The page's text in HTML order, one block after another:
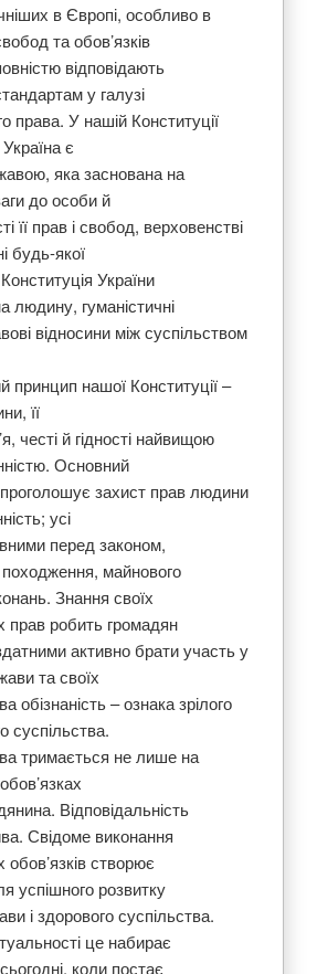
в Європі, особливо в
та обов’язків
відповідають
у галузі
права. У нашій Конституції
є
яка заснована на
до особи й
її прав і свобод, верховенстві
будь-якої
України
людину, гуманістичні
відносини між суспільством
принцип нашої Конституції –
її
честі й гідності найвищою
Основний
захист прав людини
усі
перед законом,
майнового
Знання своїх
прав робить громадян
активно брати участь у
та своїх
обізнаність – ознака зрілого
суспільства.
тримається не лише на
Відповідальність
Свідоме виконання
обов’язків створює
успішного розвитку
і здорового суспільства.
це набирає
коли постає